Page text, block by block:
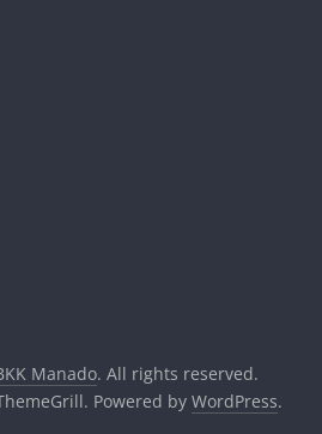
Manado. All rights reserved.
Powered by WordPress.